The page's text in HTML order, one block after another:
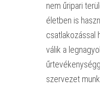
nem űripari
életben is
csatlakozással
válik a
szervezet